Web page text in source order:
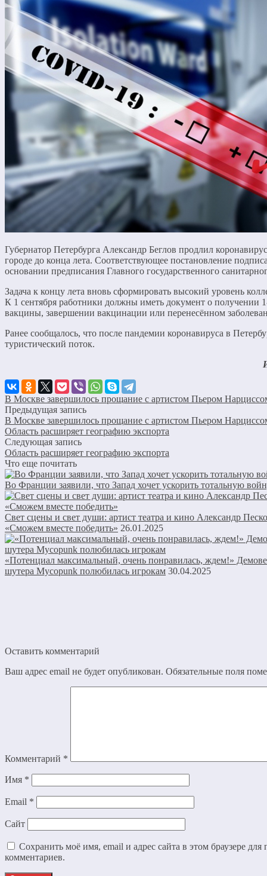
Губернатор Петербурга Александр Беглов продлил
городе до конца лета. Соответствующее постановление
основании предписания Главного государственного
Задача к концу лета вновь сформировать высокий уровень
К 1 сентября работники должны иметь документ о получении
вакцины, завершении вакцинации или перенесённом
Ранее сообщалось, что после пандемии коронавируса в
туристический поток.
В Москве завершилось прощание с артистом Пьером
Предыдущая запись
В Москве завершилось прощание с артистом Пьером
Область расширяет географию экспорта
Следующая запись
Область расширяет географию экспорта
Что еще почитать
Во Франции заявили, что Запад хочет ускорить тотальную
Свет сцены и свет души: артист театра и кино Александр
«Сможем вместе победить» 26.01.2025
«Потенциал максимальный, очень понравилась, ждем!»
шутера Mycopunk полюбилась игрокам 30.04.2025
Оставить комментарий
Ваш адрес email не будет опубликован. Обязательные поля
Комментарий *
Имя *
Email *
Сайт
Сохранить моё имя, email и адрес сайта в этом браузере
комментариев.